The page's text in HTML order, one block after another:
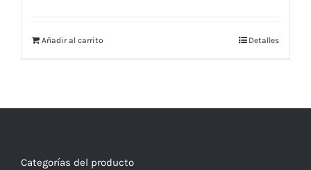
Añadir al carrito Detalles
Categorías del producto